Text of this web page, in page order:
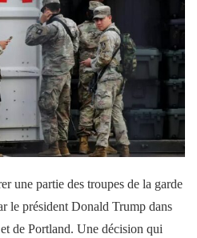
une partie des troupes de la garde
le président Donald Trump dans
de Portland. Une décision qui